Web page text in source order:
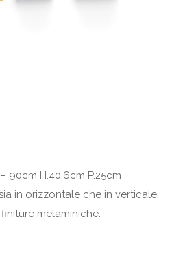
90cm H.40,6cm P.25cm
in orizzontale che in verticale.
melaminiche.